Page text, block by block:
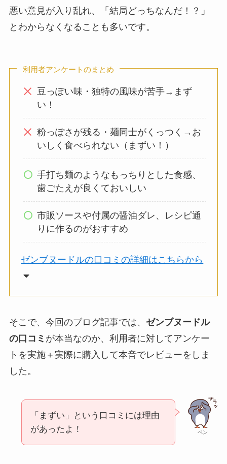
悪い意見が入り乱れ、「結局どっちなんだ！？」
とわからなくなることも多いです。
利用者アンケートのまとめ
豆っぽい味・独特の風味が苦手→まず
い！
粉っぽさが残る・麺同士がくっつく→お
いしく食べられない（まずい！）
手打ち麺のようなもっちりとした食感、
歯ごたえが良くておいしい
市販ソースや付属の醤油ダレ、レシピ通
りに作るのがおすすめ
ゼンブヌードルの口コミの詳細はこちらから
そこで、今回のブログ記事では、 ゼンブヌードル
の口コミ が本当なのか、利用者に対してアンケー
トを実施＋実際に購入して本音でレビューをしま
した。
ペン
「まずい」という口コミには理由
があったよ！